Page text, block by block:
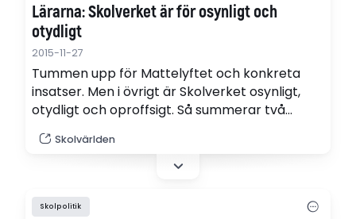
Lärarna: Skolverket är för osynligt och
otydligt
2015-11-27
Tummen upp för Mattelyftet och konkreta
insatser. Men i övrigt är Skolverket osynligt,
otydligt och oproffsigt. Så summerar två
Skolvärlden
Skolpolitik